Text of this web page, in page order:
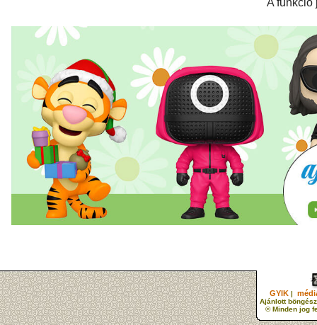
A funkció
GYIK |
Ajánlott
© Minden jog